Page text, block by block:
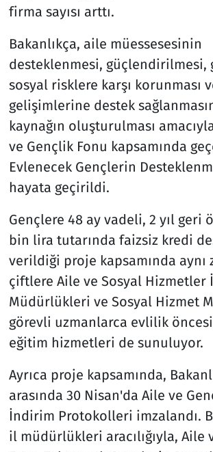
firma sayısı arttı.
Bakanlıkça, aile müessesesinin
desteklenmesi, güçlendirilmesi,
sosyal risklere karşı korunması
gelişimlerine destek
kaynağın oluşturulması
ve Gençlik Fonu kapsamında
Evlenecek Gençlerin
hayata geçirildi.
Gençlere 48 ay vadeli, 2 yıl geri
bin lira tutarında faizsiz kredi
verildiği proje kapsamında aynı
çiftlere Aile ve Sosyal Hizmetler
Müdürlükleri ve Sosyal Hizmet
görevli uzmanlarca evlilik öncesi
eğitim hizmetleri de sunuluyor.
Ayrıca proje kapsamında,
arasında 30 Nisan'da Aile ve
İndirim Protokolleri imzalandı.
il müdürlükleri aracılığıyla, Aile
Televizyon